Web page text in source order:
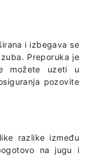
i izbegava se
Preporuka je
možete uzeti u
pozovite
razlike između
na jugu i